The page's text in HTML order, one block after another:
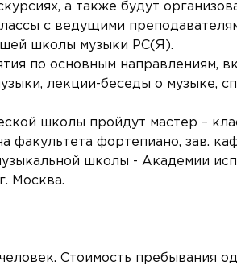
а также будут
с ведущими
школы музыки РС(Я).
по основным направлениям,
лекции-беседы о музыке,
школы пройдут мастер –
факультета фортепиано, зав.
школы - Академии
Москва.
Стоимость пребывания